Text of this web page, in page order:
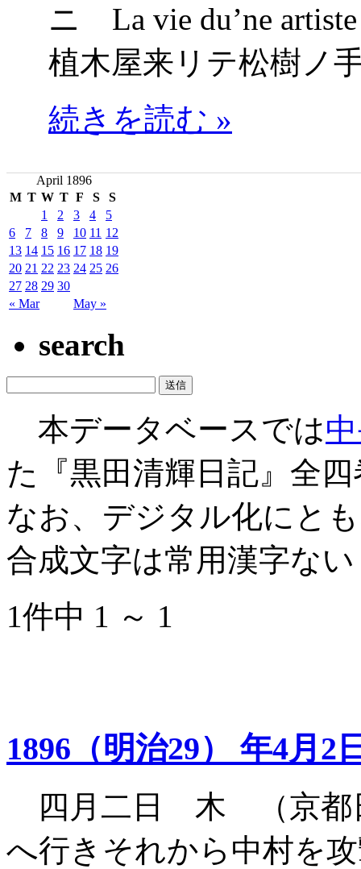
ニ La vie du’ne
植木屋来リテ松樹ノ
続きを読む »
April 1896
M T W T F S S
« Mar May »
1 2 3 4
5
6
7 8 9 10 11 12
13 14 15 16 17 18 19
20 21 22 23 24 25 26
27 28 29 30
search
本データベースでは
た『黒田清輝日記』全
なお、デジタル化にと
合成文字は常用漢字な
1件中 1 ～ 1
1896（明治29） 年4月2
四月二日 木 （京都
へ行きそれから中村を